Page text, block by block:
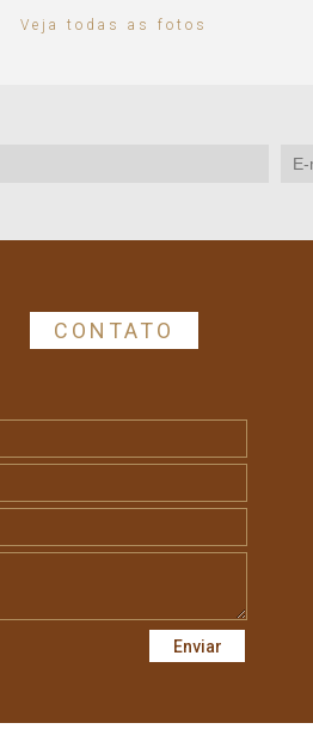
Veja todas as fotos
CONTATO